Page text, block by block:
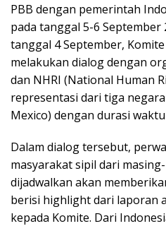
PBB dengan pemerintah
pada tanggal 5-6 September
tanggal 4 September,
melakukan dialog dengan
dan NHRI (National Human
representasi dari tiga
Mexico) dengan durasi
Dalam dialog tersebut,
masyarakat sipil dari
dijadwalkan akan
berisi highlight dari laporan
kepada Komite. Dari